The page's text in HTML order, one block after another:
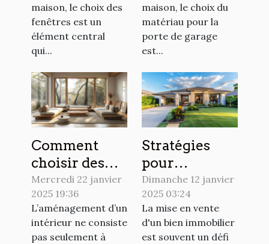
maison, le choix des
fenêtres est un
élément central
qui...
maison, le choix du
matériau pour la
porte de garage
est...
Comment
choisir des
meubles
durables pour
votre
intérieur
Mercredi 22 janvier
2025 19:36
L’aménagement d’un
intérieur ne consiste
pas seulement à
Stratégies
pour
augmenter la
valeur de
votre bien
avant la vente
Dimanche 12 janvier
2025 03:24
La mise en vente
d'un bien immobilier
est souvent un défi